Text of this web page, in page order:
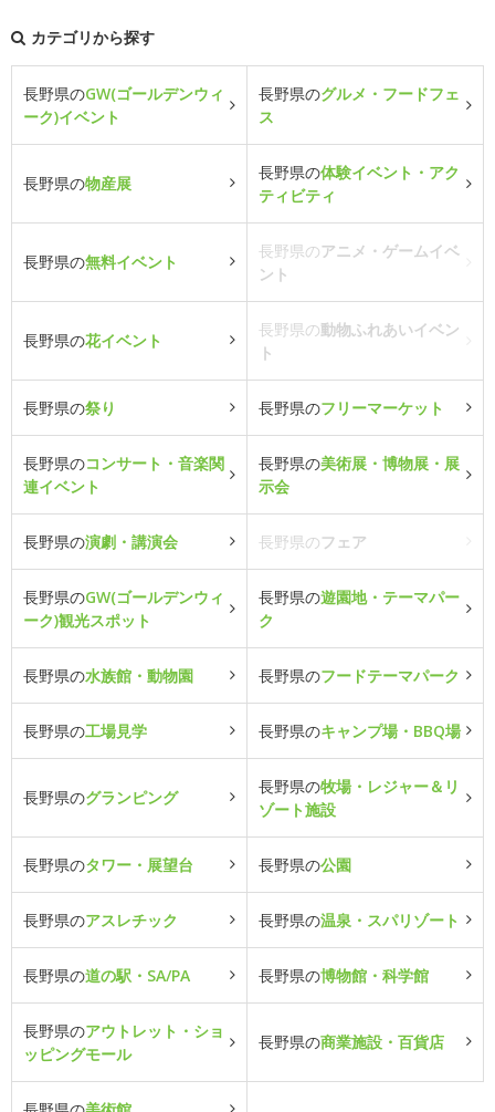
カテゴリから探す
長野県のGW(ゴールデンウィ
ーク)イベント
長野県のグルメ・フードフェ
ス
長野県の物産展
長野県の体験イベント・アク
ティビティ
長野県の無料イベント
長野県のアニメ・ゲームイベ
ント
長野県の花イベント
長野県の動物ふれあいイベン
ト
長野県の祭り 長野県のフリーマーケット
長野県のコンサート・音楽関
連イベント
長野県の美術展・博物展・展
示会
長野県の演劇・講演会 長野県のフェア
長野県のGW(ゴールデンウィ
ーク)観光スポット
長野県の遊園地・テーマパー
ク
長野県の水族館・動物園 長野県のフードテーマパーク
長野県の工場見学 長野県のキャンプ場・BBQ場
長野県のグランピング
長野県の牧場・レジャー＆リ
ゾート施設
長野県のタワー・展望台 長野県の公園
長野県のアスレチック 長野県の温泉・スパリゾート
長野県の道の駅・SA/PA 長野県の博物館・科学館
長野県のアウトレット・ショ
ッピングモール
長野県の商業施設・百貨店